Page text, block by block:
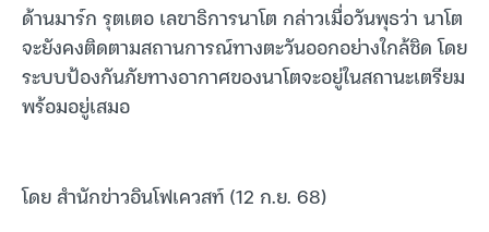
ด้านมาร์ก รุตเตอ เลขาธิการนาโต กล่าวเมื่อวันพุธว่า นาโต
จะยังคงติดตามสถานการณ์ทางตะวันออกอย่างใกล้ชิด โดย
ระบบป้องกันภัยทางอากาศของนาโตจะอยู่ในสถานะเตรียม
พร้อมอยู่เสมอ
โดย สำนักข่าวอินโฟเควสท์ (12 ก.ย. 68)